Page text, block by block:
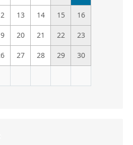
13 14 15 16
20 21 22 23
27 28 29 30